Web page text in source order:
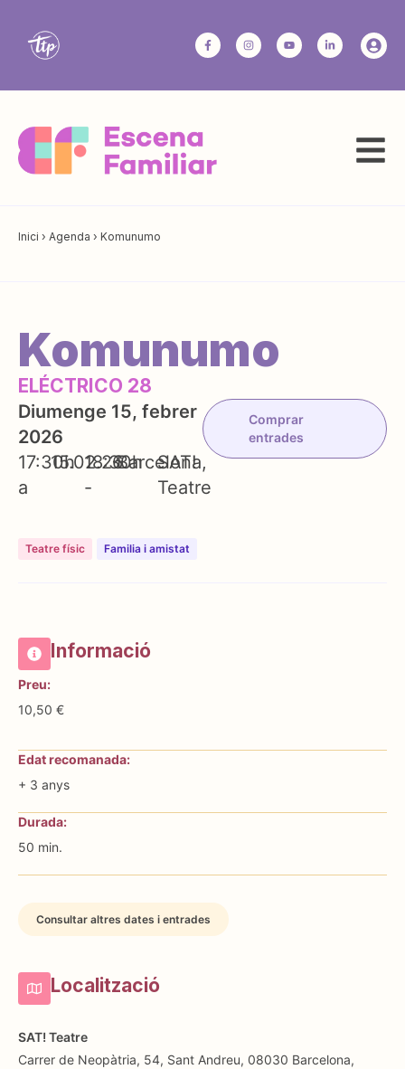
Inici › Agenda › Komunumo
Komunumo
ELÉCTRICO 28
Diumenge 15, febrer
2026
17:30h
a
15.02.26
18:30h
-
Barcelona
SAT!
Teatre
Teatre físic ⁠⁠Familia i amistat
Comprar
entrades
Informació
Preu:
10,50 €
Edat recomanada:
+ 3 anys
Durada:
50 min.
Consultar altres dates i entrades
Localització
SAT! Teatre
Carrer de Neopàtria, 54, Sant Andreu, 08030 Barcelona,